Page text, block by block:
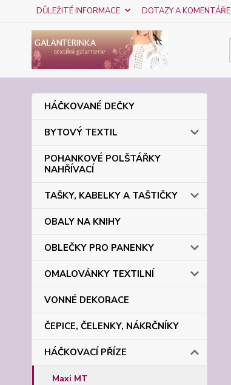
DŮLEŽITÉ INFORMACE DOTAZY A KOMENTÁŘE
HÁČKOVANÉ DEČKY
BYTOVÝ TEXTIL
POHANKOVÉ POLŠTÁŘKY
NAHŘÍVACÍ
TAŠKY, KABELKY A TAŠTIČKY
OBALY NA KNIHY
OBLEČKY PRO PANENKY
OMALOVÁNKY TEXTILNÍ
VONNÉ DEKORACE
ČEPICE, ČELENKY, NÁKRČNÍKY
HÁČKOVACÍ PŘÍZE
Maxi MT